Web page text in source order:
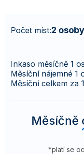
Počet míst:2 osoby
Inkaso měsíčně 1
Měsíční nájemné 1
Měsíční celkem za
Měsíčně
*platí se